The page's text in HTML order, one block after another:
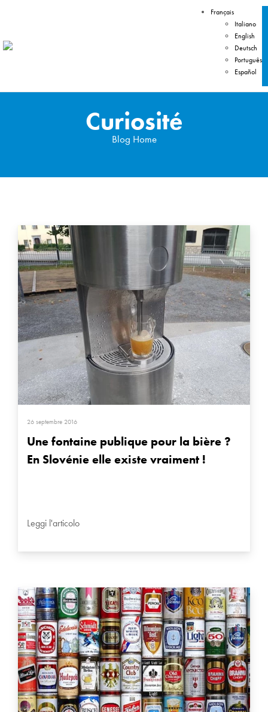
Français
Italiano
English
Deutsch
Português
Español
Curiosité
Blog Home
26 septembre 2016
Une fontaine publique pour la bière ?
En Slovénie elle existe vraiment !
Leggi l'articolo